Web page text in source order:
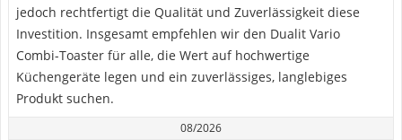
jedoch rechtfertigt die Qualität und Zuverlässigkeit diese
Investition. Insgesamt empfehlen wir den Dualit Vario
Combi-Toaster für alle, die Wert auf hochwertige
Küchengeräte legen und ein zuverlässiges, langlebiges
Produkt suchen.
08/2026